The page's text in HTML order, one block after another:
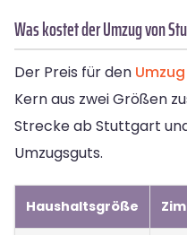
Was kostet der Umzug von
Der Preis für den Umzug
Kern aus zwei Größen
Strecke ab Stuttgart
Umzugsguts.
Haushaltsgröße